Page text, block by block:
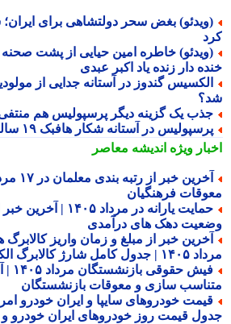
بغض سحر دولتشاهی برای ایران؛
خاطره امین حیایی از پشت صحنه
دار زنده یاد اکبر عبدی
گندوز در آستانه جدایی از
یک گزینه دیگر پرسپولیس هم منتفی
در آستانه شکار هافبک ۱۹ ساله آلومینیوم
ویژهاندیشه معاصر
فرهنگیان
حمایت یارانه در مرداد
دهک های درآمدی
خبر از مبلغ و زمان واریز کالابرگ
شارژ کالابرگ الکترونیکی
فیش حقوقی
سازی و معوقات بازنشستگان
قیمت روز خودروهای ایران خودرو و